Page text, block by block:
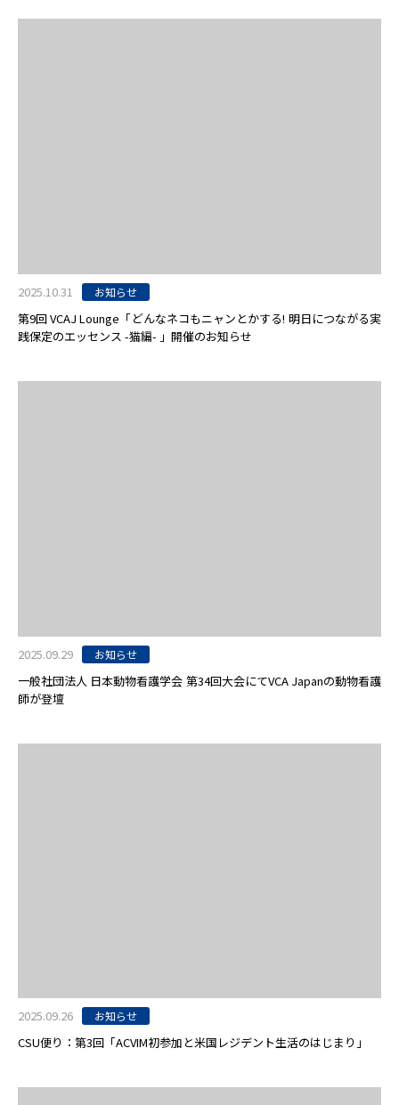
2025.10.31 お知らせ
第9回 VCAJ Lounge「どんなネコもニャンとかする! 明日につながる実
践保定のエッセンス -猫編- 」開催のお知らせ
2025.09.29 お知らせ
一般社団法人 日本動物看護学会 第34回大会にてVCA Japanの動物看護
師が登壇
2025.09.26 お知らせ
CSU便り：第3回「ACVIM初参加と米国レジデント生活のはじまり」